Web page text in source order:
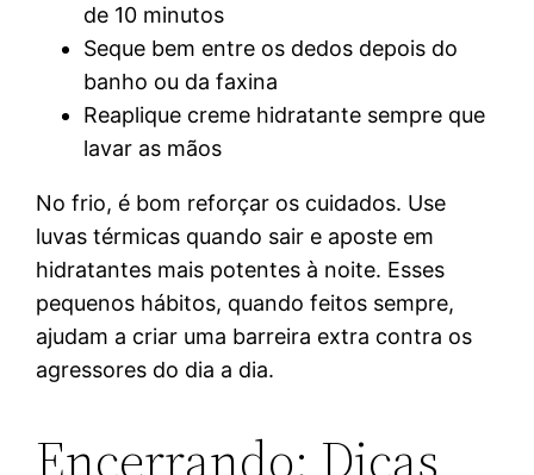
de 10 minutos
Seque bem entre os dedos depois do
banho ou da faxina
Reaplique creme hidratante sempre que
lavar as mãos
No frio, é bom reforçar os cuidados. Use
luvas térmicas quando sair e aposte em
hidratantes mais potentes à noite. Esses
pequenos hábitos, quando feitos sempre,
ajudam a criar uma barreira extra contra os
agressores do dia a dia.
Encerrando: Dicas